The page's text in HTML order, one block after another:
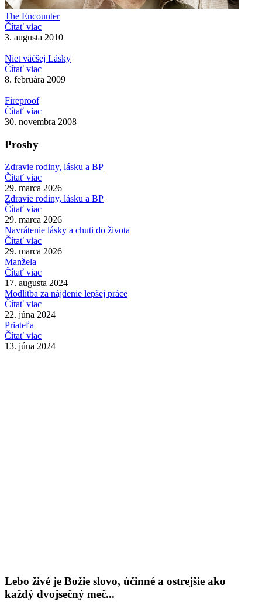
The Encounter
Čítať viac
3. augusta 2010
Niet väčšej Lásky
Čítať viac
8. februára 2009
Fireproof
Čítať viac
30. novembra 2008
Prosby
Zdravie rodiny, lásku a BP
Čítať viac
29. marca 2026
Zdravie rodiny, lásku a BP
Čítať viac
29. marca 2026
Navrátenie lásky a chuti do života
Čítať viac
29. marca 2026
Manžela
Čítať viac
17. augusta 2024
Modlitba za nájdenie lepšej práce
Čítať viac
22. júna 2024
Priateľa
Čítať viac
13. júna 2024
Lebo živé je Božie slovo, účinné a ostrejšie ako
každý dvojsečný meč...